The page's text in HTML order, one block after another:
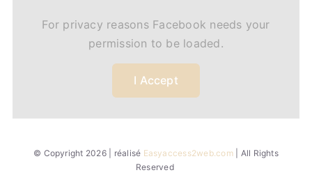
For privacy reasons Facebook needs your
permission to be loaded.
I Accept
© Copyright 2026 | réalisé Easyaccess2web.com| All Rights
Reserved